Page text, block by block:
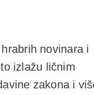
novinara i
izlažu ličnim
zakona i